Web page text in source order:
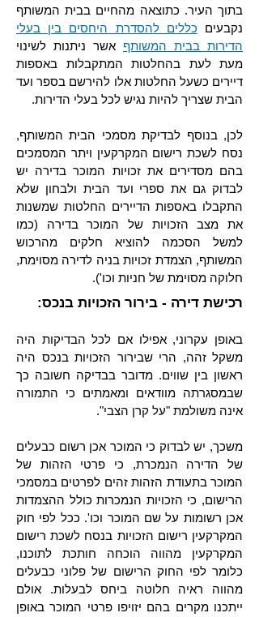
בתוך העיר. כתוצאה מהחיים בבית המשותף
נקבעים כללים להסדרת היחסים בין בעלי
הדירות בבית המשותף אשר ניתנות לשינוי
מעת לעת בהחלטות המתקבלות באספות
דיירים כשעל החלטות אלו להירשם בספר ועד
הבית שצריך להיות נגיש לכל בעלי הדירות.
לכן, בנוסף לבדיקת מסמכי הבית המשותף,
נסח לשכת רישום המקרקעין ויתר המסמכים
בהם מסדירים את זכויות המוכר בדירה יש
לבדוק גם את ספרי ועד הבית ולבחון שלא
התקבלו באספות הדיירים החלטות שמשנות
את מצב הזכויות של המוכר בדירה (כמו
למשל הסכמה להוציא חלקים מהרכוש
המשותף, הצמדת זכויות בניה לדירה מסוימת,
חלוקה מסוימת של חניות וכו').
רכישת דירה - בירור הזכויות בנכס:
באופן עקרוני, אפילו אם לכל הבדיקות היה
משקל זהה, הרי שבירור הזכויות בנכס היה
ראשון בין שווים. מדובר בבדיקה חשובה כך
שבמסגרתה מוודאים ומאמתים כי התמורה
אינה משולמת "על קרן הצבי".
משכך, יש לבדוק כי המוכר אכן רשום כבעלים
של הדירה הנמכרת, כי פרטי הזהות של
המוכר בתעודת הזהות זהים לפרטים במסמכי
הרישום, כי הזכויות הנמכרות כולל ההצמדות
אכן רשומות על שם המוכר וכו'. ככל לפי חוק
המקרקעין רישום הזכויות בנסח לשכת רישום
המקרקעין מהווה הוכחה חותכת לתוכנו,
כלומר לפי החוק הרישום של פלוני כבעלים
מהווה ראיה חלוטה ביחס לבעלות. אולם
ייתכנו מקרים בהם יזויפו פרטי המוכר באופן